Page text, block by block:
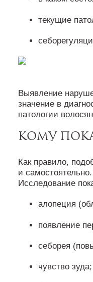
текущие
Выявление
значение в
патологии
Кому
Как правило,
и
Исследование
алопеция
появление
себорея
чувство зуда;